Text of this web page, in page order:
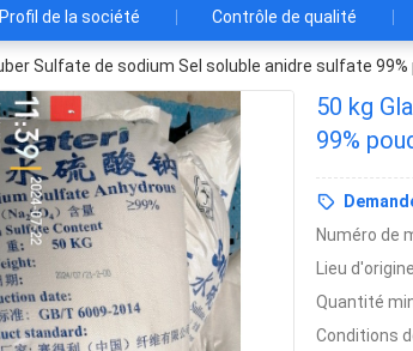
Profil de la société Contrôle de qualité
Sulfate de sodium Sel soluble anidre sulfate
50 kg
99%
Numéro de
Lieu
Quantité
Conditions